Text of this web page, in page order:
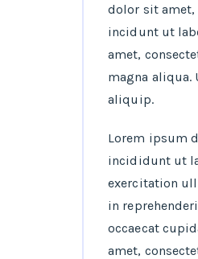
dolor sit
incidunt ut
amet,
magna
aliquip.
Lorem ipsum
incididunt ut
exercitation
in
occaecat
amet,